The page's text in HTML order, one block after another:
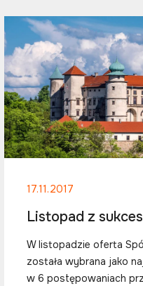
17.11.2017
Listopad z
W listopadzie oferta
została wybrana jako
w 6 postępowaniach